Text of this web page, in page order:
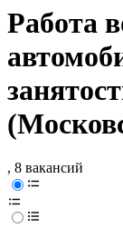
Работа
, 8 вакансий